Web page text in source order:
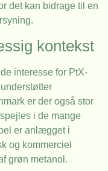
det kan bidrage til en
kontekst
interesse for PtX-
er der også stor
i de mange
er anlægget i
og kommerciel
grøn metanol.